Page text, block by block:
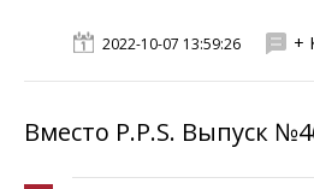
2022-10-07 13:59:26 +
Вместо P.P.S. Выпуск